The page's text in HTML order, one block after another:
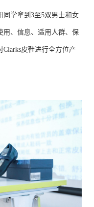
同学拿到3至5双男士和女
用、信息、适用人群、保
皮鞋进行全方位产